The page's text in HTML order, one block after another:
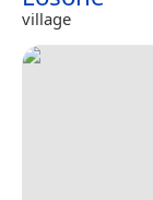
village